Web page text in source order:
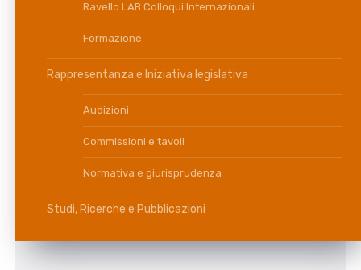
Ravello LAB Colloqui Internazionali
Formazione
Rappresentanza e Iniziativa legislativa
Audizioni
Commissioni e tavoli
Normativa e giurisprudenza
Studi, Ricerche e Pubblicazioni